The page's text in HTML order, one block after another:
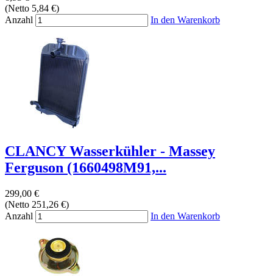
(Netto 5,84 €)
Anzahl
In den Warenkorb
CLANCY Wasserkühler - Massey
Ferguson (1660498M91,...
299,00 €
(Netto 251,26 €)
Anzahl
In den Warenkorb